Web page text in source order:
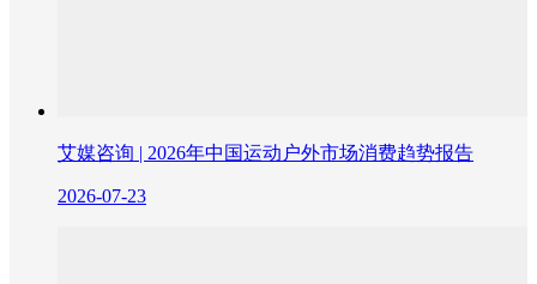
艾媒咨询 | 2026年中国运动户外市场消费趋势报告
2026-07-23